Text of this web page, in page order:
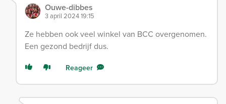
Ouwe-dibbes
3 april 2024 19:15
Ze hebben ook veel winkel van BCC overgenomen.
Een gezond bedrijf dus.
Reageer